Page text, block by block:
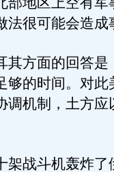
法很可能会造成
方面的回答是
够的时间。对此
调机制，土方应
战斗机轰炸了